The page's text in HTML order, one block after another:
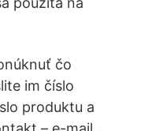
čo
im číslo
produktu a